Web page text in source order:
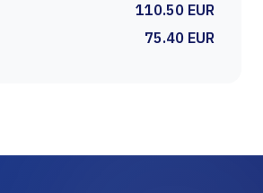
110.50 EUR
75.40 EUR